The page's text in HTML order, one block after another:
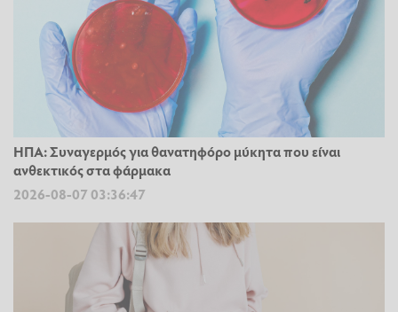
ΗΠΑ: Συναγερμός για θανατηφόρο μύκητα που είναι
ανθεκτικός στα φάρμακα
2026-08-07 03:36:47